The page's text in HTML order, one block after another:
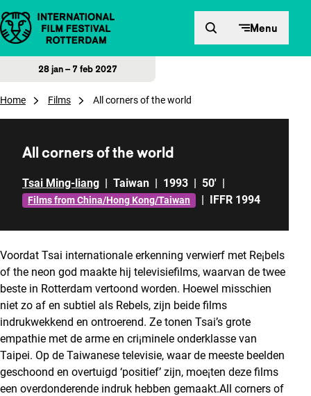
Direct naar inhoud Menu
28 jan – 7 feb 2027
Home Films All corners of the world
All corners of the world
Tsai Ming-liang | Taiwan | 1993 | 50' |
Films from China/Hong Kong/Taiwan | IFFR 1994
Voordat Tsai internationale erkenning verwierf met Re¡bels
of the neon god maakte hij televisiefilms, waarvan de twee
beste in Rotterdam vertoond worden. Hoewel misschien
niet zo af en subtiel als Rebels, zijn beide films
indrukwekkend en ontroerend. Ze tonen Tsai’s grote
empathie met de arme en cri¡minele onderklasse van
Taipei. Op de Taiwanese televisie, waar de meeste beelden
geschoond en overtuigd ‘positief’ zijn, moe¡ten deze films
een overdonderende indruk hebben gemaakt.All corners of